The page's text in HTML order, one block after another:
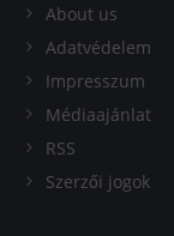
About us
Adatvédelem
Impresszum
Médiaajánlat
RSS
Szerzői jogok